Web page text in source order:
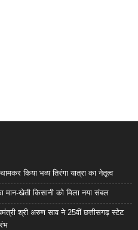
किया भव्य तिरंगा यात्रा का नेतृत्व
मान-खेती किसानी को मिला नया संबल
श्री अरुण साव ने 25वीं छत्तीसगढ़ स्टेट